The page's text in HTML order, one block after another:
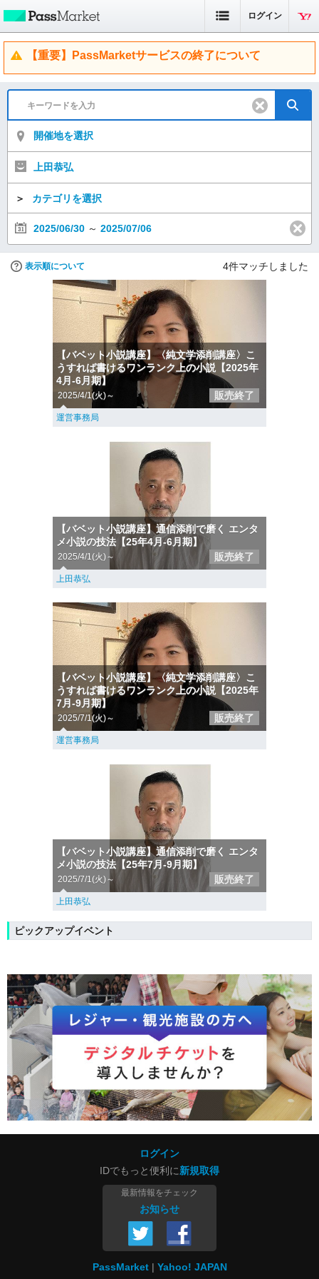
ログイン
【重要】PassMarketサービスの終了について
開催地を選択
上田恭弘
＞ カテゴリを選択
2025/06/30 ～ 2025/07/06
表示順について 4件マッチしました
【バベット小説講座】〈純文学添削講座〉こ
うすれば書けるワンランク上の小説【2025年
4月-6月期】
2025/4/1(火)～ 販売終了
運営事務局
【バベット小説講座】通信添削で磨く エンタ
メ小説の技法【25年4月-6月期】
2025/4/1(火)～ 販売終了
上田恭弘
【バベット小説講座】〈純文学添削講座〉こ
うすれば書けるワンランク上の小説【2025年
7月-9月期】
2025/7/1(火)～ 販売終了
運営事務局
【バベット小説講座】通信添削で磨く エンタ
メ小説の技法【25年7月-9月期】
2025/7/1(火)～ 販売終了
上田恭弘
ピックアップイベント
ログイン
IDでもっと便利に新規取得
最新情報をチェック
お知らせ
PassMarket Yahoo! JAPAN